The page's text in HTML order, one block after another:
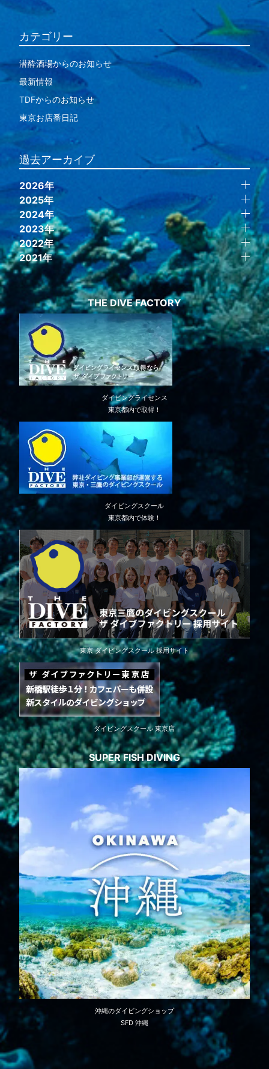
カテゴリー
潜酔酒場からのお知らせ
最新情報
TDFからのお知らせ
東京お店番日記
過去アーカイブ
2026年
2025年
2024年
2023年
2022年
2021年
THE DIVE FACTORY
ダイビングライセンス
東京都内で取得！
ダイビングスクール
東京都内で体験！
東京 ダイビングスクール 採用サイト
ダイビングスクール 東京店
SUPER FISH DIVING
沖縄のダイビングショップ
SFD 沖縄